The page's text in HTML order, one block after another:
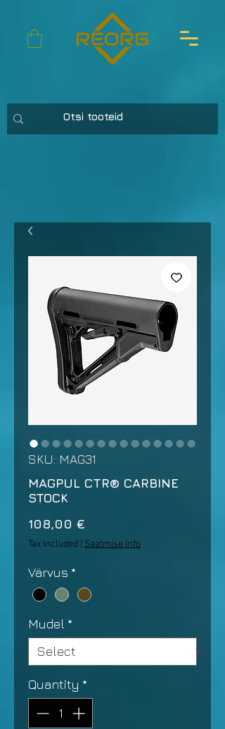
SKU: MAG31
MAGPUL CTR® CARBINE
STOCK
108,00 €
Tax Included Saatmise info
Värvus *
Mudel *
Quantity *